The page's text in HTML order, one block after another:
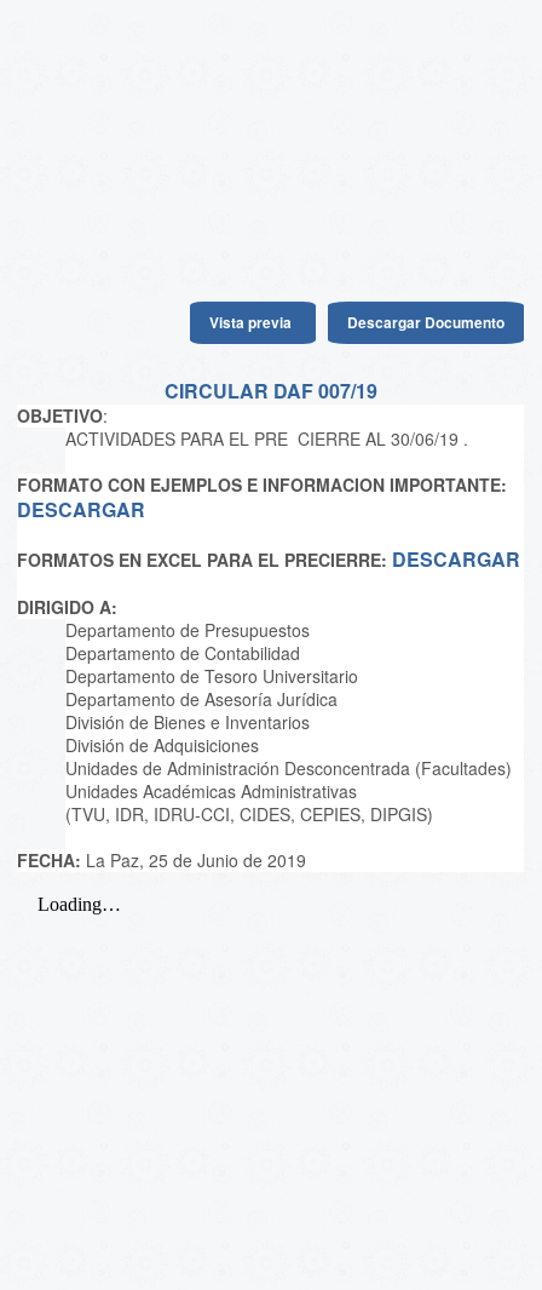
Vista previa Descargar Documento
CIRCULAR DAF 007/19
OBJETIVO:
ACTIVIDADES PARA EL PRE CIERRE AL 30/06/19 .
FORMATO CON EJEMPLOS E INFORMACION IMPORTANTE:
DESCARGAR
FORMATOS EN EXCEL PARA EL PRECIERRE: DESCARGAR
DIRIGIDO A:
Departamento de Presupuestos
Departamento de Contabilidad
Departamento de Tesoro Universitario
Departamento de Asesoría Jurídica
División de Bienes e Inventarios
División de Adquisiciones
Unidades de Administración Desconcentrada (Facultades)
Unidades Académicas Administrativas
(TVU, IDR, IDRU-CCI, CIDES, CEPIES, DIPGIS)
FECHA: La Paz, 25 de Junio de 2019